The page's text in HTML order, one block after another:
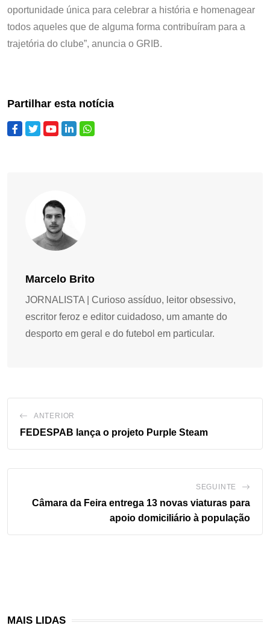
oportunidade única para celebrar a história e homenagear
todos aqueles que de alguma forma contribuíram para a
trajetória do clube”, anuncia o GRIB.
Partilhar esta notícia
Marcelo Brito
JORNALISTA | Curioso assíduo, leitor obsessivo,
escritor feroz e editor cuidadoso, um amante do
desporto em geral e do futebol em particular.
ANTERIOR
FEDESPAB lança o projeto Purple Steam
SEGUINTE
Câmara da Feira entrega 13 novas viaturas para
apoio domiciliário à população
MAIS LIDAS